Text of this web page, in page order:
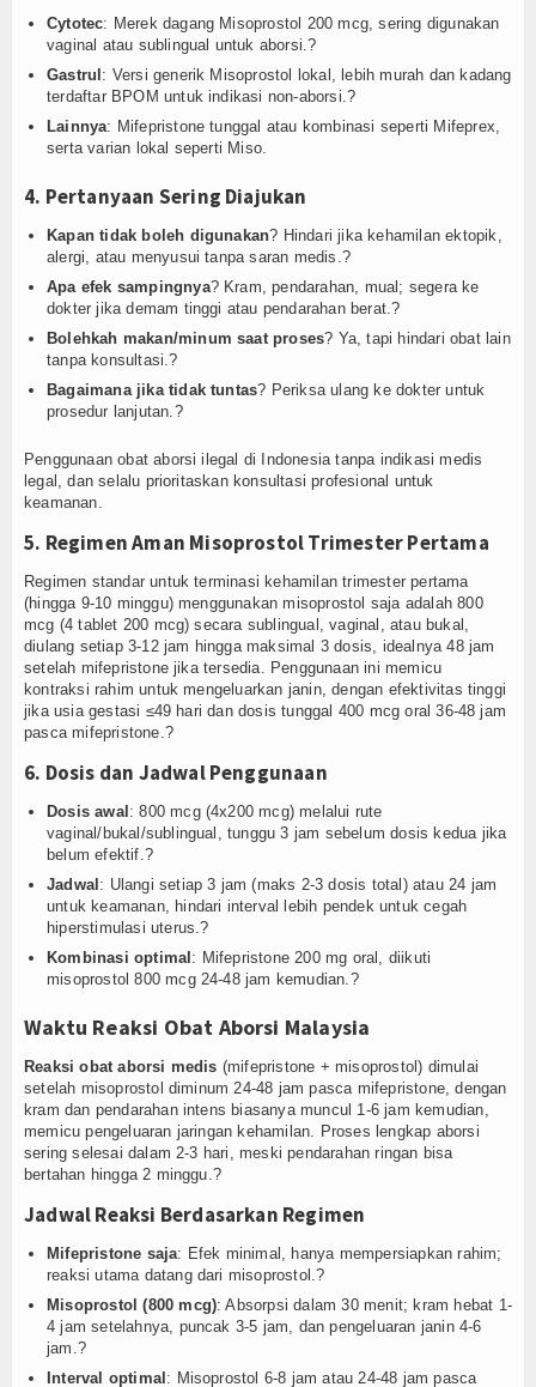
Cytotec: Merek dagang Misoprostol 200 mcg, sering digunakan
vaginal atau sublingual untuk aborsi.?
Gastrul : Versi generik Misoprostol lokal, lebih murah dan kadang
terdaftar BPOM untuk indikasi non-aborsi.?
Lainnya: Mifepristone tunggal atau kombinasi seperti Mifeprex,
serta varian lokal seperti Miso.
4. Pertanyaan Sering Diajukan
Kapan tidak boleh digunakan? Hindari jika kehamilan ektopik,
alergi, atau menyusui tanpa saran medis.?
Apa efek sampingnya? Kram, pendarahan, mual; segera ke
dokter jika demam tinggi atau pendarahan berat.?
Bolehkah makan/minum saat proses? Ya, tapi hindari obat lain
tanpa konsultasi.?
Bagaimana jika tidak tuntas? Periksa ulang ke dokter untuk
prosedur lanjutan.?
Penggunaan obat aborsi ilegal di Indonesia tanpa indikasi medis
legal, dan selalu prioritaskan konsultasi profesional untuk
keamanan.
5. Regimen Aman Misoprostol Trimester Pertama
Regimen standar untuk terminasi kehamilan trimester pertama
(hingga 9-10 minggu) menggunakan misoprostol saja adalah 800
mcg (4 tablet 200 mcg) secara sublingual, vaginal, atau bukal,
diulang setiap 3-12 jam hingga maksimal 3 dosis, idealnya 48 jam
setelah mifepristone jika tersedia. Penggunaan ini memicu
kontraksi rahim untuk mengeluarkan janin, dengan efektivitas tinggi
jika usia gestasi ≤49 hari dan dosis tunggal 400 mcg oral 36-48 jam
pasca mifepristone.?
6. Dosis dan Jadwal Penggunaan
Dosis awal : 800 mcg (4x200 mcg) melalui rute
vaginal/bukal/sublingual, tunggu 3 jam sebelum dosis kedua jika
belum efektif.?
Jadwal : Ulangi setiap 3 jam (maks 2-3 dosis total) atau 24 jam
untuk keamanan, hindari interval lebih pendek untuk cegah
hiperstimulasi uterus.?
Kombinasi optimal : Mifepristone 200 mg oral, diikuti
misoprostol 800 mcg 24-48 jam kemudian.?
Waktu Reaksi Obat Aborsi Malaysia
Reaksi obat aborsi medis (mifepristone + misoprostol) dimulai
setelah misoprostol diminum 24-48 jam pasca mifepristone, dengan
kram dan pendarahan intens biasanya muncul 1-6 jam kemudian,
memicu pengeluaran jaringan kehamilan. Proses lengkap aborsi
sering selesai dalam 2-3 hari, meski pendarahan ringan bisa
bertahan hingga 2 minggu.?
Jadwal Reaksi Berdasarkan Regimen
Mifepristone saja: Efek minimal, hanya mempersiapkan rahim;
reaksi utama datang dari misoprostol.?
Misoprostol (800 mcg): Absorpsi dalam 30 menit; kram hebat 1-
4 jam setelahnya, puncak 3-5 jam, dan pengeluaran janin 4-6
jam.?
Interval optimal : Misoprostol 6-8 jam atau 24-48 jam pasca